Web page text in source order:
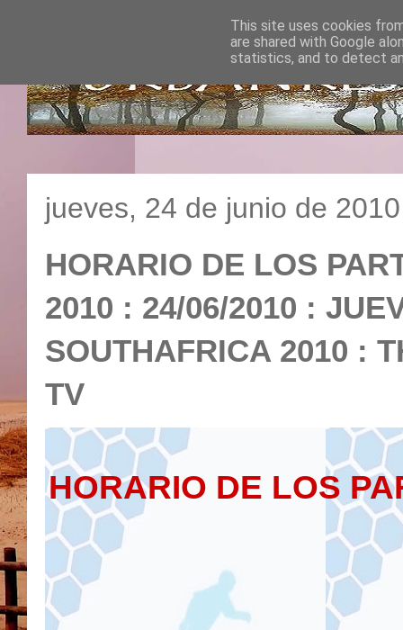
jueves, 24 de junio de 2010
HORARIO DE LOS
2010 : 24/06/2010 :
SOUTHAFRICA 2010 :
TV
HORARIO DE LOS
This site uses cookies
are shared with Google
statistics, and to detect